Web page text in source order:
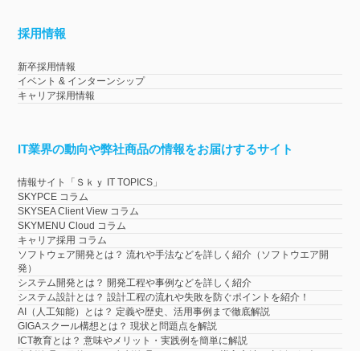
採用情報
新卒採用情報
イベント & インターンシップ
キャリア採用情報
IT業界の動向や弊社商品の情報をお届けするサイト
情報サイト「Ｓｋｙ IT TOPICS」
SKYPCE コラム
SKYSEA Client View コラム
SKYMENU Cloud コラム
キャリア採用 コラム
ソフトウェア開発とは？ 流れや手法などを詳しく紹介（ソフトウエア開
発）
システム開発とは？ 開発工程や事例などを詳しく紹介
システム設計とは？ 設計工程の流れや失敗を防ぐポイントを紹介！
AI（人工知能）とは？ 定義や歴史、活用事例まで徹底解説
GIGAスクール構想とは？ 現状と問題点を解説
ICT教育とは？ 意味やメリット・実践例を簡単に解説